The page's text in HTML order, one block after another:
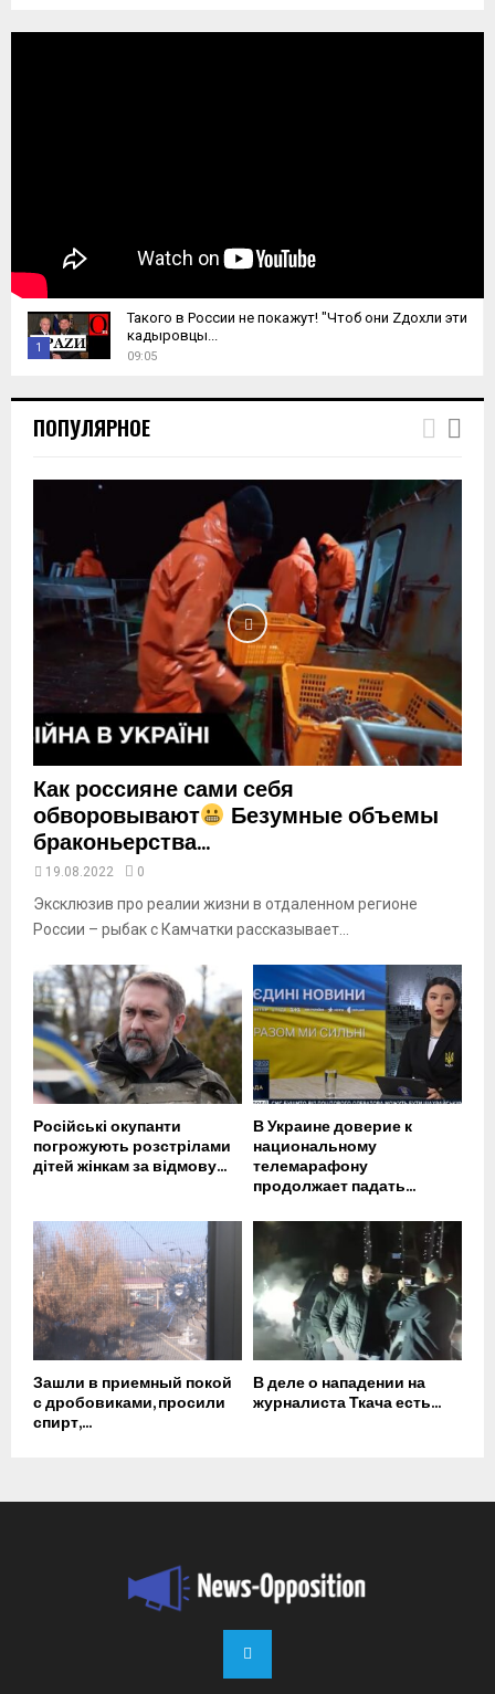
1
h
u
y
b
e
Такого в России не покажут! "Чтоб они Zдохли эти
кадыровцы...
09:05
ПОПУЛЯРНОЕ
Как россияне сами себя
обворовывают Безумные объемы
браконьерства...
19.08.2022 0
Эксклюзив про реалии жизни в отдаленном регионе
России – рыбак с Камчатки рассказывает...
Російські окупанти
погрожують розстрілами
дітей жінкам за відмову...
В Украине доверие к
национальному
телемарафону
продолжает падать...
Зашли в приемный покой
с дробовиками, просили
спирт,...
В деле о нападении на
журналиста Ткача есть...